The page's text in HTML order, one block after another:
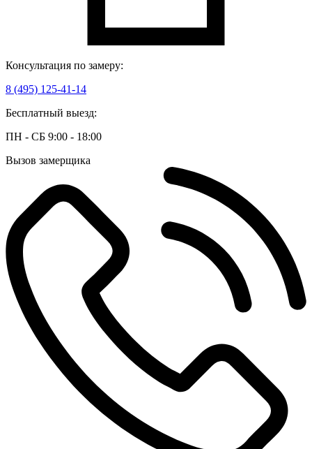
Консультация по замеру:
8 (495) 125-41-14
Бесплатный выезд:
ПН - СБ 9:00 - 18:00
Вызов замерщика